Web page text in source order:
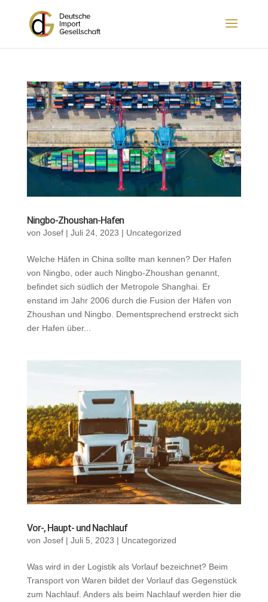
Ningbo-Zhoushan-Hafen
von Josef| Juli 24, 2023 | Uncategorized
Welche Häfen in China sollte man kennen? Der Hafen
von Ningbo, oder auch Ningbo-Zhoushan genannt,
befindet sich südlich der Metropole Shanghai. Er
enstand im Jahr 2006 durch die Fusion der Häfen von
Zhoushan und Ningbo. Dementsprechend erstreckt sich
der Hafen über...
Vor-, Haupt- und Nachlauf
von Josef| Juli 5, 2023 | Uncategorized
Was wird in der Logistik als Vorlauf bezeichnet? Beim
Transport von Waren bildet der Vorlauf das Gegenstück
zum Nachlauf. Anders als beim Nachlauf werden hier die